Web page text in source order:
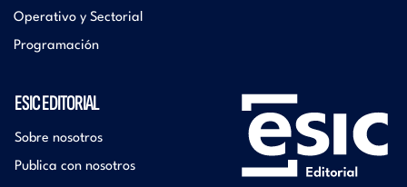
Operativo y Sectorial
Programación
ESIC EDITORIAL
Sobre nosotros
Publica con nosotros